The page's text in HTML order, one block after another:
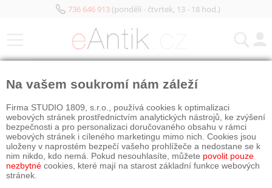
736 646 913(pondělí - čtvrtek, 13 - 18 hod.)
Na vašem soukromí nám záleží
Firma STUDIO 1809, s.r.o., používá cookies k optimalizaci
webových stránek prostřednictvím analytických nástrojů, ke zvýšení
bezpečnosti a pro personalizaci doručovaného obsahu v rámci
webových stránek i cíleného marketingu mimo nich. Cookies jsou
uloženy v naprostém bezpečí vašeho prohlížeče a nedostane se k
nim nikdo, kdo nemá. Pokud nesouhlasíte, můžete povolit pouze
nezbytné cookies, které mají na starost základní funkce webových
stránek.